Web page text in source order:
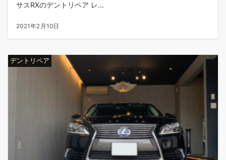
サスRXのデントリペア レ...
2021年2月10日
デントリペア